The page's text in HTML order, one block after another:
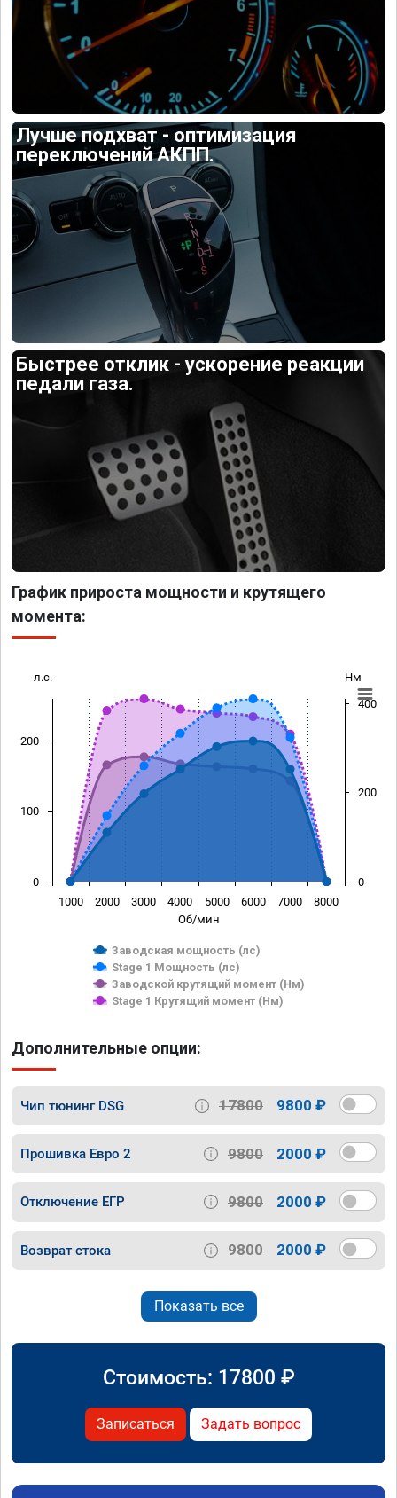
Лучше подхват - оптимизация
переключений АКПП.
Быстрее отклик - ускорение реакции
педали газа.
График прироста мощности и крутящего
момента:
Об/мин
л.с. Нм
Заводская мощность (лс)
Stage 1 Мощность (лс)
Заводской крутящий момент (Нм)
Stage 1 Крутящий момент (Нм)
1000 2000 3000 4000 5000 6000 7000 8000
0
100
200
0
200
400
Дополнительные опции:
Чип тюнинг DSG 17800 9800 ₽
Прошивка Евро 2 9800 2000 ₽
Отключение ЕГР 9800 2000 ₽
Возврат стока 9800 2000 ₽
Показать все
Стоимость: 17800 ₽
Записаться Задать вопрос